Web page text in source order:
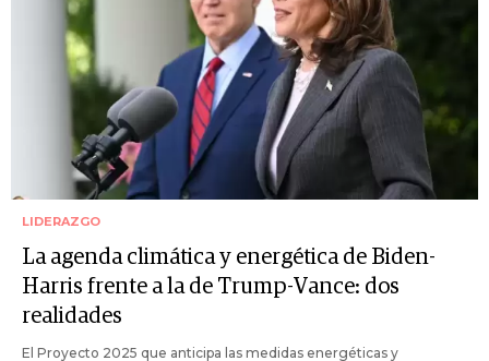
LIDERAZGO
La agenda climática y energética de Biden-
Harris frente a la de Trump-Vance: dos
realidades
El Proyecto 2025 que anticipa las medidas energéticas y